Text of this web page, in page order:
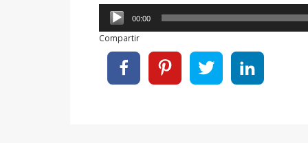
Reproductor
audio
00:00
Compartir